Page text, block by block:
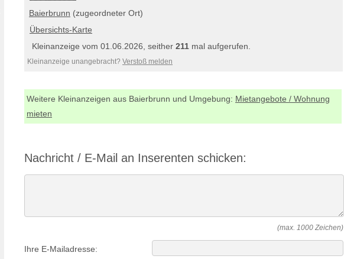
Baierbrunn (zugeordneter Ort)
Übersichts-Karte
Kleinanzeige vom 01.06.2026, seither 211 mal aufgerufen.
Kleinanzeige unangebracht? Verstoß melden
Weitere Kleinanzeigen aus Baierbrunn und Umgebung: Mietangebote / Wohnung
mieten
Nachricht / E-Mail an Inserenten schicken:
(max. 1000 Zeichen)
Ihre E-Mailadresse: